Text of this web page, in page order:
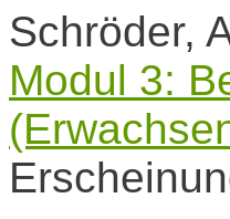
Schröder,
Modul 3: